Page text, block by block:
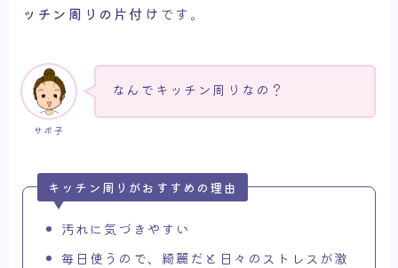
ッチン周りの片付け です。
サボ子
なんでキッチン周りなの？
キッチン周りがおすすめの理由
汚れに気づきやすい
毎日使うので、綺麗だと日々のストレスが激